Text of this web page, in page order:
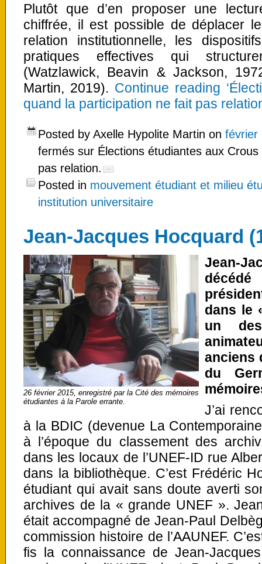
Plutôt que d’en proposer une
chiffrée, il est possible de déplacer
relation institutionnelle, les
pratiques effectives qui
(Watzlawick, Beavin & Jackson,
Martin, 2019). Continue reading
quand la participation ne fait pas
Posted by Axelle Hypolite Martin on février
fermés sur Élections étudiantes aux
pas relation.
Posted in mouvement étudiant et milieu
institution universitaire
Jean-Jacques Hocquard
26 février 2015, enregistré par la Cité des mémoires
étudiantes à la Parole errante.
Jean-
dans le
un
anciens
du
J’ai
à la BDIC (devenue La
à l’époque du classement des
dans les locaux de l’UNEF-ID rue
dans la bibliothèque. C’est Frédéric
étudiant qui avait sans doute averti
archives de la « grande UNEF ».
était accompagné de Jean-Paul
commission histoire de l’AAUNEF.
fis la connaissance de Jean-